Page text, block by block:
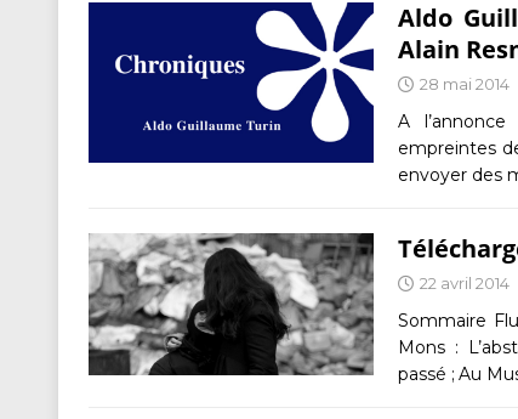
Aldo
Alain
28 mai 2014
A
empreintes
envoyer des
22 avril 2014
Sommaire
Mons :
passé ; Au